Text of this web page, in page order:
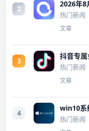
2
热门新闻
文章
3
热门新闻
文章
4
热门新闻